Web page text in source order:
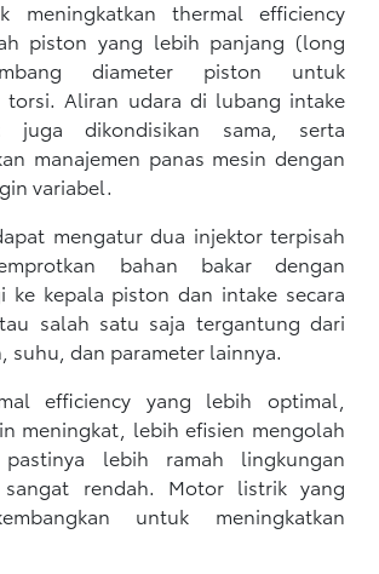
meningkatkan thermal efficiency
piston yang lebih panjang (long
diameter piston untuk
torsi. Aliran udara di lubang intake
juga dikondisikan sama, serta
manajemen panas mesin dengan
variabel.
mengatur dua injektor terpisah
bahan bakar dengan
ke kepala piston dan intake secara
salah satu saja tergantung dari
suhu, dan parameter lainnya.
efficiency yang lebih optimal,
meningkat, lebih efisien mengolah
lebih ramah lingkungan
sangat rendah. Motor listrik yang
untuk meningkatkan